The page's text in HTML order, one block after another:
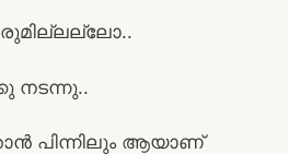
നടന്നു..
പിന്നിലും ആയാണ്